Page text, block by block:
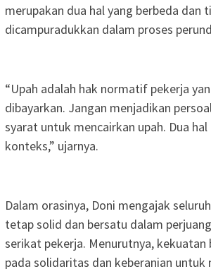
merupakan dua hal yang berbeda dan
dicampuradukkan dalam proses
“Upah adalah hak normatif pekerja
dibayarkan. Jangan menjadikan
syarat untuk mencairkan upah. Dua
konteks,” ujarnya.
Dalam orasinya, Doni mengajak
tetap solid dan bersatu dalam
serikat pekerja. Menurutnya,
pada solidaritas dan keberanian untuk